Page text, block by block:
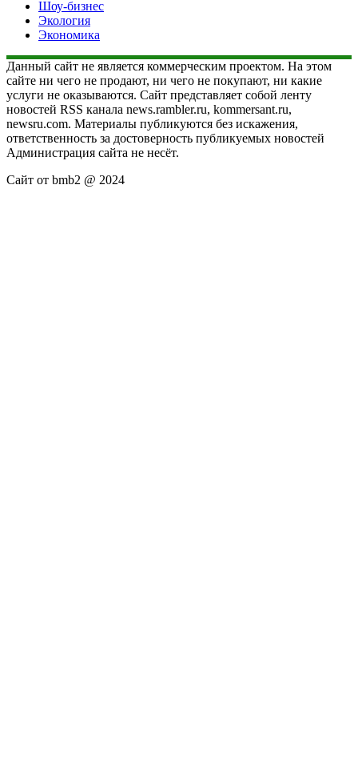
Шоу-бизнес
Экология
Экономика
Данный сайт не является коммерческим проектом. На этом
сайте ни чего не продают, ни чего не покупают, ни какие
услуги не оказываются. Сайт представляет собой ленту
новостей RSS канала news.rambler.ru, kommersant.ru,
newsru.com. Материалы публикуются без искажения,
ответственность за достоверность публикуемых новостей
Администрация сайта не несёт.
Сайт от bmb2 @ 2024